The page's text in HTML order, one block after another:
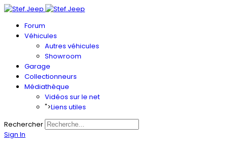
Forum
Véhicules
Autres véhicules
Showroom
Garage
Collectionneurs
Médiathèque
Vidéos sur le net
">Liens utiles
Rechercher
Sign In